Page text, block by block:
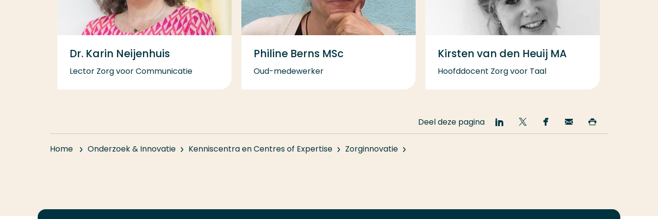
Dr. Karin Neijenhuis
Lector Zorg voor Communicatie
Philine Berns MSc
Oud-medewerker
Kirsten van den Heuij MA
Hoofddocent Zorg voor Taal
Home Onderzoek & Innovatie Kenniscentra en Centres of Expertise Zorginnovatie
Deel deze pagina
Deel
op
Deel
op
Deel
op
Email
deze deze